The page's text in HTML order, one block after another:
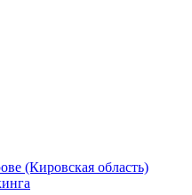
(Кировская область)